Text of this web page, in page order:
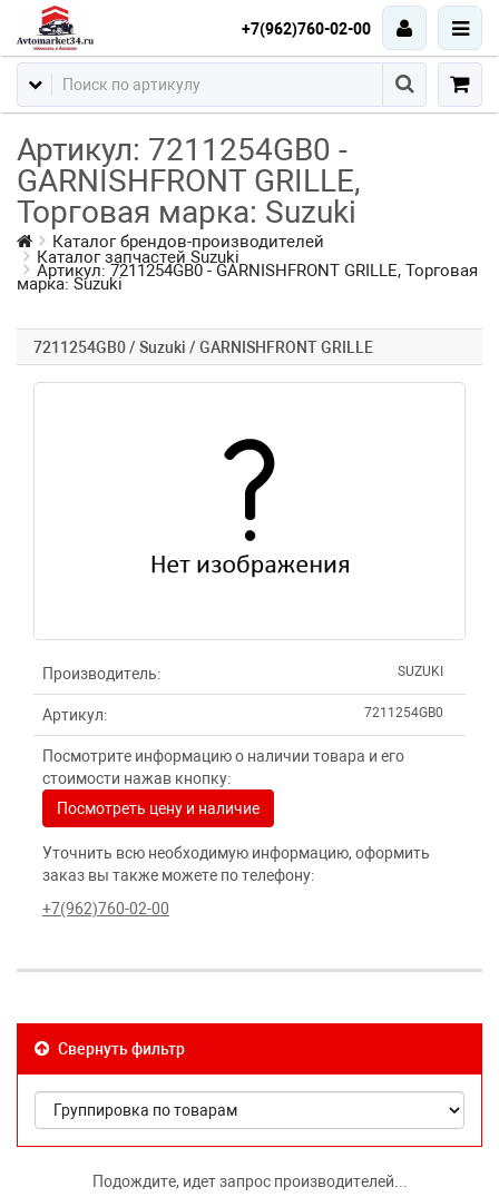
+7(962)760-02-00
Артикул: 7211254GB0 -
GARNISHFRONT GRILLE,
Торговая марка: Suzuki
Каталог брендов-производителей
Каталог запчастей Suzuki
Артикул: 7211254GB0 - GARNISHFRONT GRILLE, Торговая
марка: Suzuki
7211254GB0 / Suzuki / GARNISHFRONT GRILLE
Производитель: SUZUKI
Артикул: 7211254GB0
Посмотрите информацию о наличии товара и его
стоимости нажав кнопку:
Посмотреть цену и наличие
Уточнить всю необходимую информацию, оформить
заказ вы также можете по телефону:
+7(962)760-02-00
Свернуть фильтр
Подождите, идет запрос производителей...